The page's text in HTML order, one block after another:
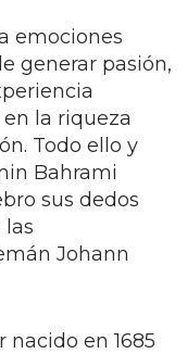
emociones
generar pasión,
la riqueza
Todo ello y
Bahrami
sus dedos
las
Johann
nacido en 1685